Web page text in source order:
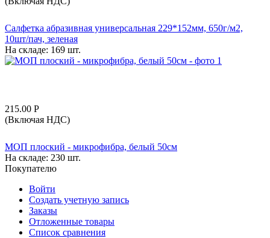
Салфетка абразивная универсальная 229*152мм, 650г/м2,
10шт/пач, зеленая
На складе: 169 шт.
215.00 Р
(Включая НДС)
МОП плоский - микрофибра, белый 50см
На складе: 230 шт.
Покупателю
Войти
Создать учетную запись
Заказы
Отложенные товары
Список сравнения